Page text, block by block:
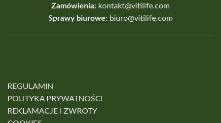
Zamówienia: kontakt@vitilife.com
Sprawy biurowe: biuro@vitilife.com
REGULAMIN
POLITYKA PRYWATNOŚCI
REKLAMACJE I ZWROTY